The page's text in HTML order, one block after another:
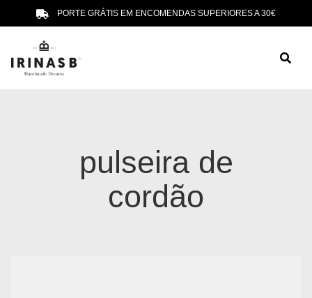
PORTE GRÁTIS EM ENCOMENDAS SUPERIORES A 30€
pulseira de
cordão